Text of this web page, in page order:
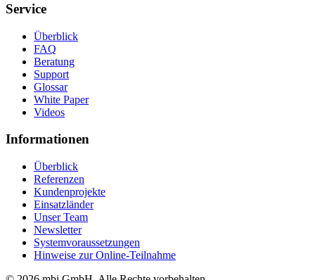
Service
Überblick
FAQ
Beratung
Support
Glossar
White Paper
Videos
Informationen
Überblick
Referenzen
Kundenprojekte
Einsatzländer
Unser Team
Newsletter
Systemvoraussetzungen
Hinweise zur Online-Teilnahme